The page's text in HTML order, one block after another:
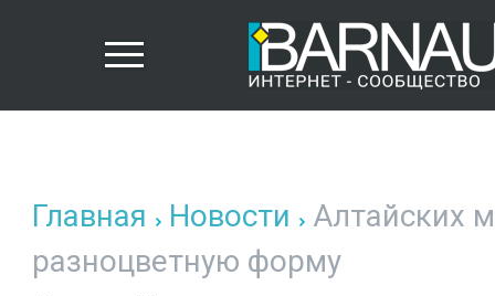
Главная Новости Алтайских
разноцветную форму